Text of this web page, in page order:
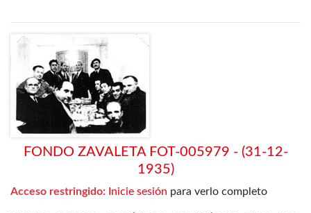
DEPARTAMENTO ESPECIAL, DE 31 DE DICIEMBRE DE
1935
FONDO ZAVALETA FOT-005979 - (31-12-
1935)
Acceso restringido: Inicie sesión para verlo completo